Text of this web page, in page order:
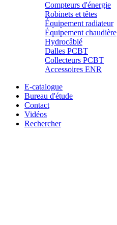
Compteurs d'énergie
Robinets et têtes
Équipement radiateur
Équipement chaudière
Hydrocâblé
Dalles PCBT
Collecteurs PCBT
Accessoires ENR
E-catalogue
Bureau d'étude
Contact
Vidéos
Rechercher